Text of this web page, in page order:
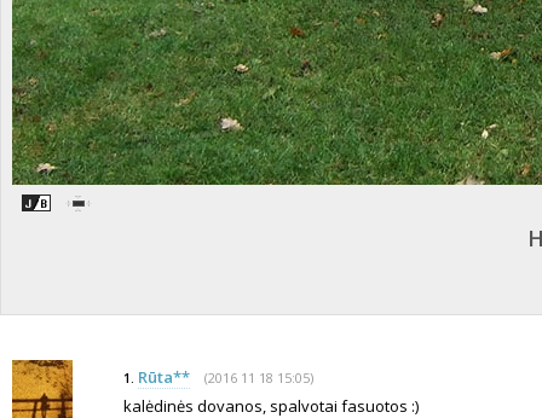
1. Rūta** (2016 11 18 15:05)
kalėdinės dovanos, spalvotai fasuotos :)